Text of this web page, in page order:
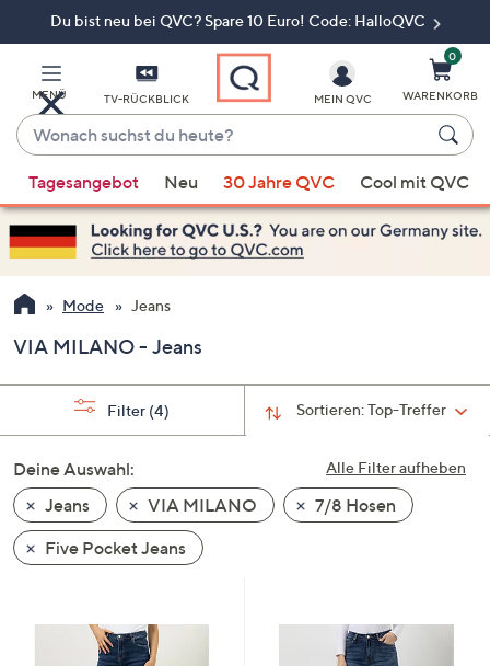
Du bist neu bei QVC? Spare 10 Euro! Code: HalloQVC
MENÜ TV-RÜCKBLICK
Wonach
suchst
du
heute?
Vorschläge
verfügbar
sind,
verwenden
Sie
Pfeiltasten
nach
und
nach
unten
oder
wischen
Sie
MEIN QVC
0
WARENKORB
Tagesangebot Neu 30 Jahre QVC Cool mit QVC
Mode Jeans
VIA MILANO - Jeans
Sortieren:Top-Treffer
Filter (4)
Alle Filter aufheben
Deine Auswahl:
Jeans
VIA MILANO
7/8 Hosen
Five Pocket Jeans